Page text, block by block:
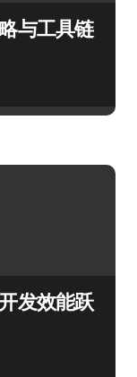
与工具链
发效能跃